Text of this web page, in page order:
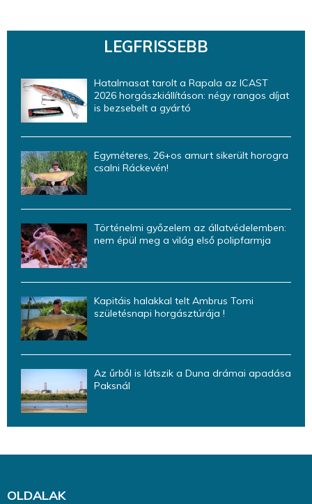
LEGFRISSEBB
Hatalmasat tarolt a Rapala az ICAST
2026 horgászkiállításon: négy rangos díjat
is bezsebelt a gyártó
Egyméteres, 26+os amurt sikerült horogra
csalni Ráckevén!
Történelmi győzelem az állatvédelemben:
nem épül meg a világ első polipfarmja
Kapitáis halakkal telt Ambrus Tomi
születésnapi horgásztúrája !
Az űrből is látszik a Duna drámai apadása
Paksnál
OLDALAK